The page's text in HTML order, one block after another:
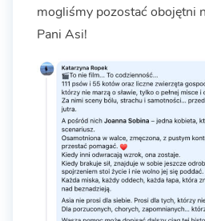
mogliśmy pozostać obojętni
Pani Asi!